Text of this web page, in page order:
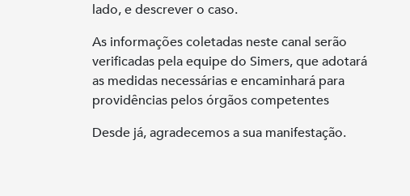
lado, e descrever o caso.
As informações coletadas neste canal serão
verificadas pela equipe do Simers, que adotará
as medidas necessárias e encaminhará para
providências pelos órgãos competentes
Desde já, agradecemos a sua manifestação.